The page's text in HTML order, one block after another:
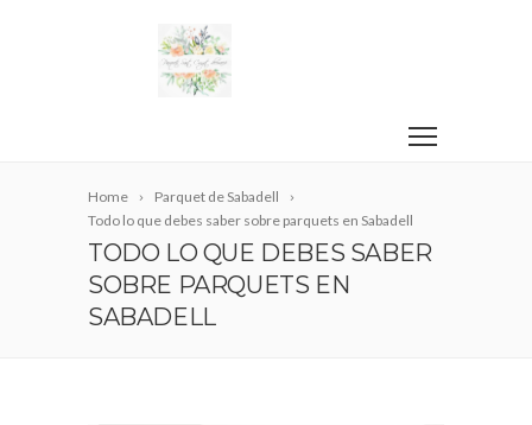
Home
Parquet de Sabadell
Todo lo que debes saber sobre parquets en Sabadell
TODO LO QUE DEBES SABER
SOBRE PARQUETS EN
SABADELL